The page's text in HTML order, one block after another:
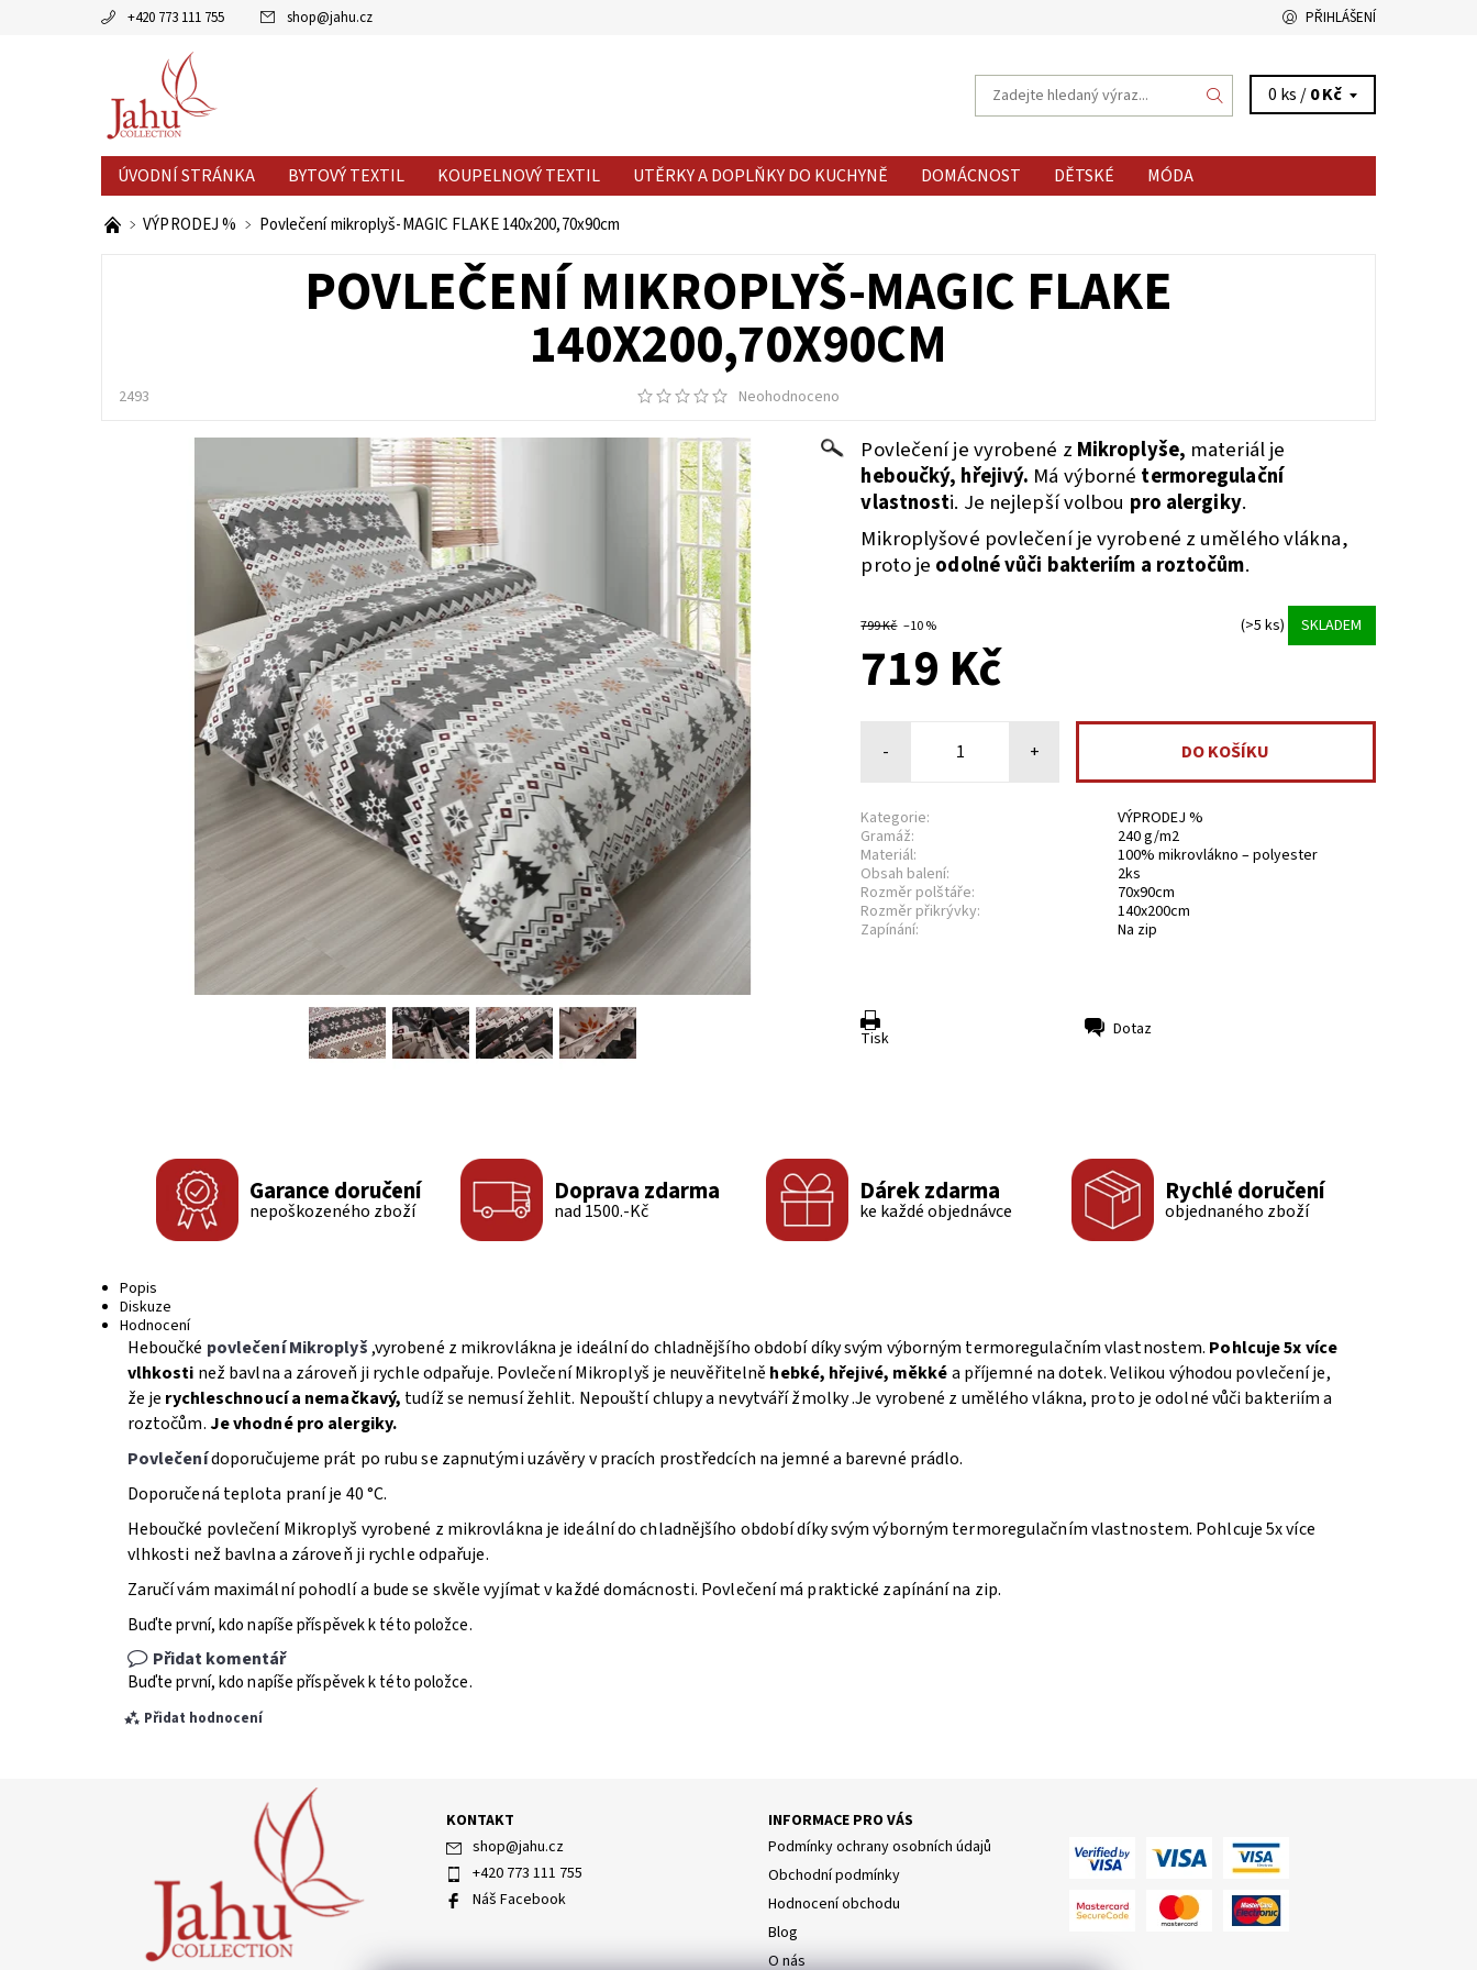
+420 773 111 755 shop@jahu.cz PŘIHLÁŠENÍ
0 ks /0 Kč
ÚVODNÍ STRÁNKA BYTOVÝ TEXTIL KOUPELNOVÝ TEXTIL UTĚRKY A DOPLŇKY DO KUCHYNĚ DOMÁCNOST DĚTSKÉ
MÓDA
AKCE MĚSÍCE
VÝPRODEJ %
VÝPRODEJ % Povlečení mikroplyš-MAGIC FLAKE 140x200,70x90cm
POVLEČENÍ MIKROPLYŠ-MAGIC FLAKE
140X200,70X90CM
2493 Neohodnoceno
Povlečení je vyrobené z Mikroplyše, materiál je
heboučký, hřejivý. Má výborné termoregulační
vlastnosti. Je nejlepší volbou pro alergiky.
Mikroplyšové povlečení je vyrobené z umělého vlákna,
proto je odolné vůči bakteriím a roztočům.
799 Kč –10 % (>5 ks) SKLADEM
719 Kč
- +
Kategorie:
VÝPRODEJ %
Gramáž:
240 g/m2
Materiál:
100% mikrovlákno – polyester
Obsah balení:
2ks
Rozměr polštáře:
70x90cm
Rozměr přikrývky:
140x200cm
Zapínání:
Na zip
Tisk Dotaz
Garance doručení
nepoškozeného zboží
Doprava zdarma
nad 1500.-Kč
Dárek zdarma
ke každé objednávce
Rychlé doručení
objednaného zboží
Popis
Diskuze
Hodnocení
Heboučké povlečení Mikroplyš ,vyrobené z mikrovlákna je ideální do chladnějšího období díky svým výborným termoregulačním vlastnostem. Pohlcuje 5x více
vlhkosti než bavlna a zároveň ji rychle odpařuje. Povlečení Mikroplyš je neuvěřitelně hebké, hřejivé, měkkéa příjemné na dotek. Velikou výhodou povlečení je,
že je rychleschnoucí a nemačkavý, tudíž se nemusí žehlit. Nepouští chlupy a nevytváří žmolky .Je vyrobené z umělého vlákna, proto je odolné vůči bakteriím a
roztočům.Je vhodné pro alergiky.
Povlečenídoporučujeme prát po rubu se zapnutými uzávěry v pracích prostředcích na jemné a barevné prádlo.
Doporučená teplota praní je 40 °C.
Heboučké povlečení Mikroplyš vyrobené z mikrovlákna je ideální do chladnějšího období díky svým výborným termoregulačním vlastnostem. Pohlcuje 5x více
vlhkosti než bavlna a zároveň ji rychle odpařuje.
Zaručí vám maximální pohodlí a bude se skvěle vyjímat v každé domácnosti. Povlečení má praktické zapínání na zip.
Buďte první, kdo napíše příspěvek k této položce.
Přidat komentář
Buďte první, kdo napíše příspěvek k této položce.
Přidat hodnocení
KONTAKT
shop@jahu.cz
+420 773 111 755
Náš Facebook
INFORMACE PRO VÁS
Podmínky ochrany osobních údajů
Obchodní podmínky
Hodnocení obchodu
Blog
O nás